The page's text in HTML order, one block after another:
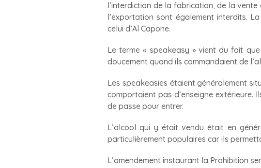
l’interdiction de la fabrication, de la
l’exportation sont également interdits.
celui d’Al Capone.
Le terme « speakeasy » vient du fait
doucement quand ils commandaient de
Les speakeasies étaient généralement
comportaient pas d’enseigne extérieure.
de passe pour entrer.
L’alcool qui y était vendu était en
particulièrement populaires car ils
L’amendement instaurant la Prohibition